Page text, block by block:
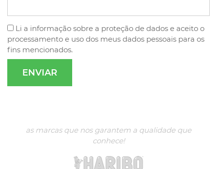
Li a informação sobre a proteção de dados e aceito o
processamento e uso dos meus dados pessoais para os
fins mencionados.
as marcas que nos garantem a qualidade que
conhece!